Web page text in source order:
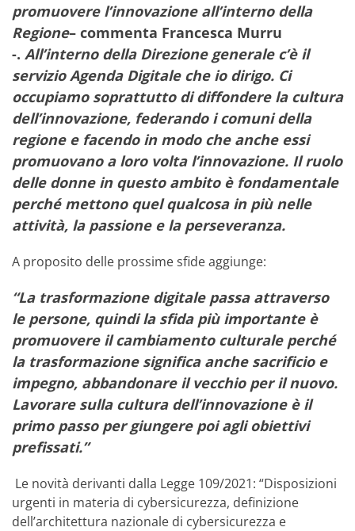
promuovere l’innovazione all’interno della
Regione– commenta Francesca Murru
-. All’interno della Direzione generale c’è il
servizio Agenda Digitale che io dirigo. Ci
occupiamo soprattutto di diffondere la cultura
dell’innovazione, federando i comuni della
regione e facendo in modo che anche essi
promuovano a loro volta l’innovazione. Il ruolo
delle donne in questo ambito è fondamentale
perché mettono quel qualcosa in più nelle
attività, la passione e la perseveranza.
A proposito delle prossime sfide aggiunge:
“La trasformazione digitale passa attraverso
le persone, quindi la sfida più importante è
promuovere il cambiamento culturale perché
la trasformazione significa anche sacrificio e
impegno, abbandonare il vecchio per il nuovo.
Lavorare sulla cultura dell’innovazione è il
primo passo per giungere poi agli obiettivi
prefissati.”
Le novità derivanti dalla Legge 109/2021: “Disposizioni
urgenti in materia di cybersicurezza, definizione
dell’architettura nazionale di cybersicurezza e